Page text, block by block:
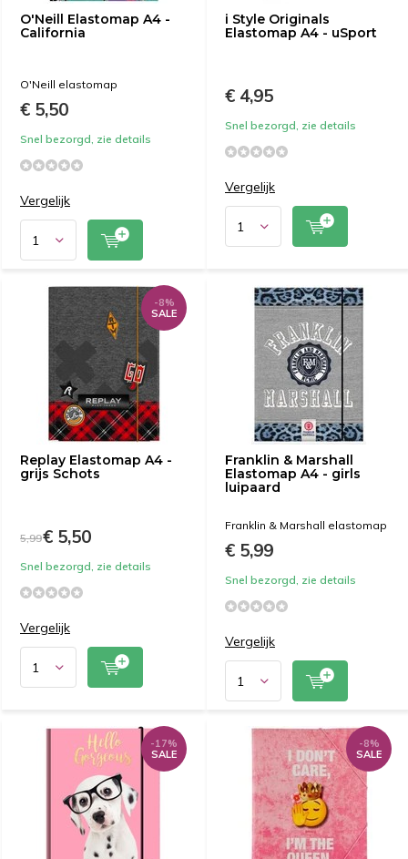
O'Neill Elastomap A4 -
California
O'Neill elastomap
€ 5,50
Snel bezorgd, zie details
Vergelijk
i Style Originals
Elastomap A4 - uSport
€ 4,95
Snel bezorgd, zie details
Vergelijk
Replay Elastomap A4 -
grijs Schots
-8%
SALE
5,99€ 5,50
Snel bezorgd, zie details
Vergelijk
Franklin & Marshall
Elastomap A4 - girls
luipaard
Franklin & Marshall elastomap
€ 5,99
Snel bezorgd, zie details
Vergelijk
-17%
SALE
-8%
SALE